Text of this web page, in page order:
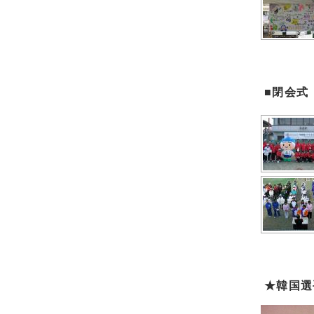
■閉会式
★韓国選